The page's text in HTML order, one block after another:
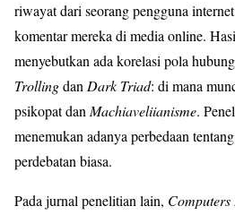
riwayat dari seorang pengguna
komentar mereka di media online.
menyebutkan ada korelasi pola
Trollingdan Dark Triad: di mana
psikopat dan Machiaveliianisme.
menemukan adanya perbedaan tentang
perdebatan biasa.
Pada jurnal penelitian lain,